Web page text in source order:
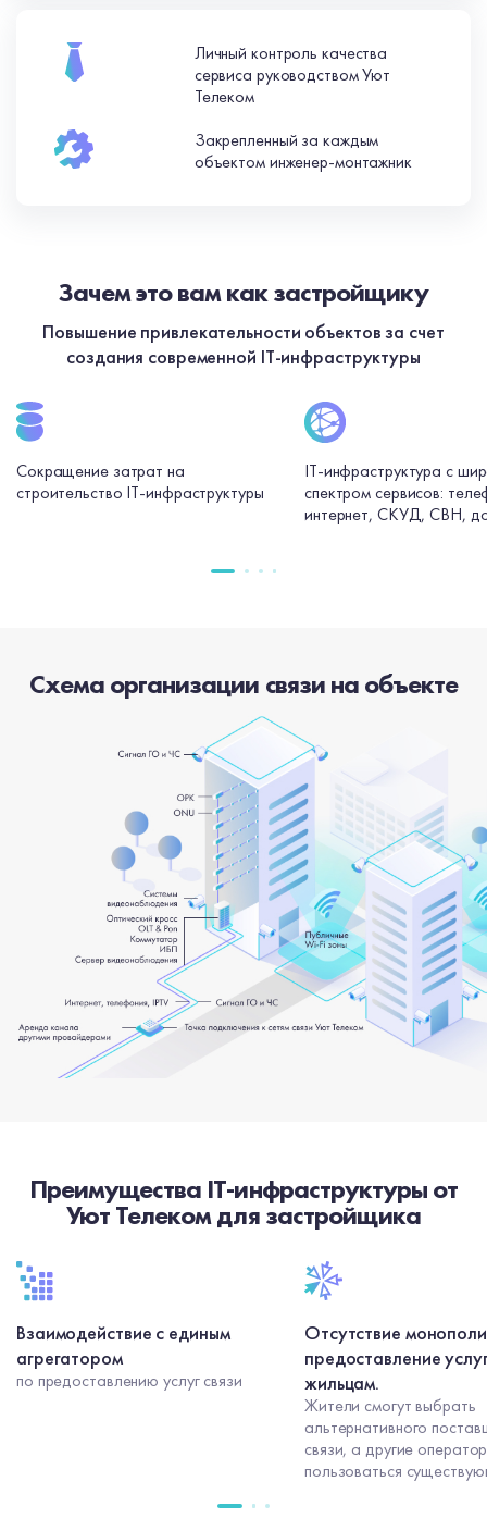
Личный контроль качества
сервиса руководством Уют
Телеком
Закрепленный за каждым
объектом инженер-монтажник
Зачем это вам как застройщику
Повышение привлекательности объектов за счет
создания современной IT-инфраструктуры
Сокращение затрат на
строительство IT-инфраструктуры
IT-инфраструктура с
спектром сервисов:
интернет, СКУД, СВН,
Схема организации связи на объекте
Преимущества IT-инфраструктуры от
Уют Телеком для застройщика
Взаимодействие с единым
агрегатором
по предоставлению услуг связи
Отсутствие
предоставление
жильцам.
Жители смогут выбрать
альтернативного
связи, а другие
пользоваться